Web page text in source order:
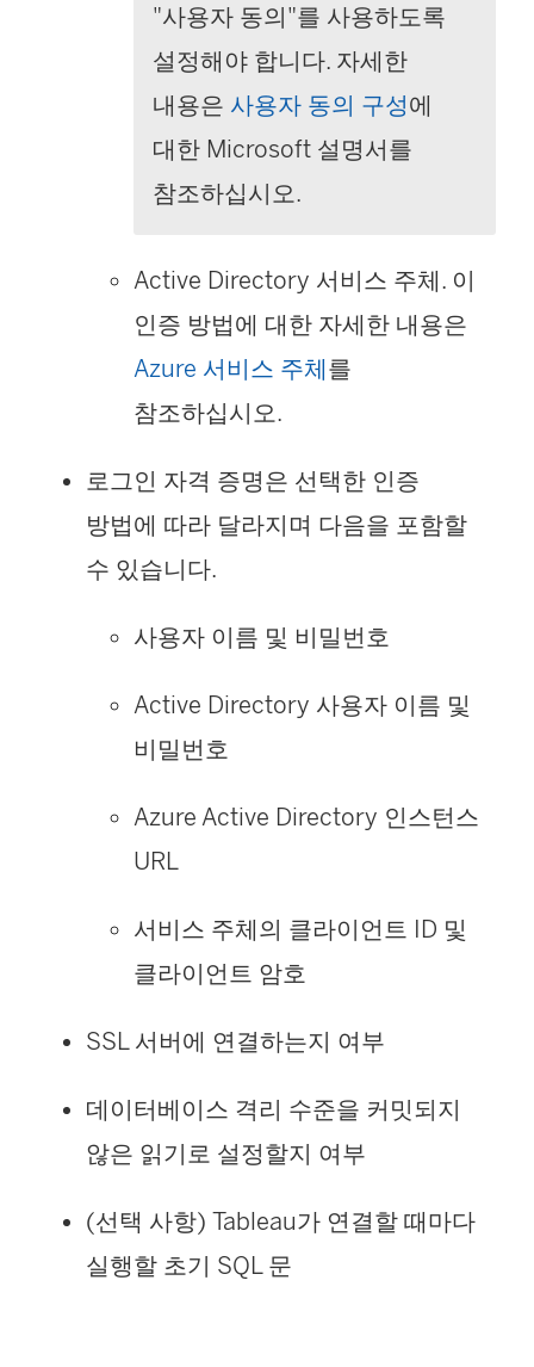
"사용자 동의"를 사용하도록
설정해야 합니다. 자세한
내용은 사용자 동의 구성에
대한 Microsoft 설명서를
참조하십시오.
Active Directory 서비스 주체. 이
인증 방법에 대한 자세한 내용은
Azure 서비스 주체를
참조하십시오.
로그인 자격 증명은 선택한 인증
방법에 따라 달라지며 다음을 포함할
수 있습니다.
사용자 이름 및 비밀번호
Active Directory 사용자 이름 및
비밀번호
Azure Active Directory 인스턴스
URL
서비스 주체의 클라이언트 ID 및
클라이언트 암호
SSL 서버에 연결하는지 여부
데이터베이스 격리 수준을 커밋되지
않은 읽기로 설정할지 여부
(선택 사항) Tableau가 연결할 때마다
실행할 초기 SQL 문